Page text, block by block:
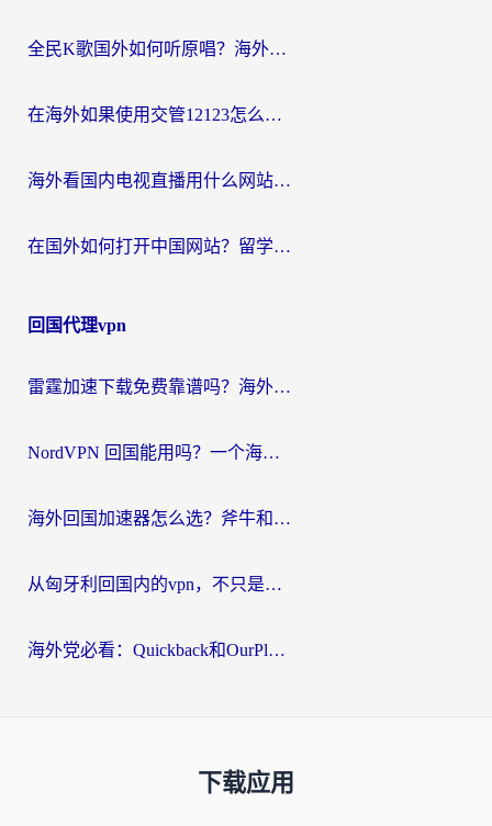
全民K歌国外如何听原唱？海外党亲测有效的回国加速器选择指南
在海外如果使用交管12123怎么处理？留学生亲测有效的回国加速方案
海外看国内电视直播用什么网站比较好？一篇解决你所有追剧难题的实用指南
在国外如何打开中国网站？留学生与海外华人的无缝访问指南
回国代理vpn
雷霆加速下载免费靠谱吗？海外党选回国加速器的避坑指南（附热门工具对比）
NordVPN 回国能用吗？一个海外用户必须面对的真实困境
海外回国加速器怎么选？斧牛和海龟哪个好？一篇帮你避开坑的实用指南
从匈牙利回国内的vpn，不只是为了刷剧那么简单
海外党必看：Quickback和OurPlay好用吗？3分钟选对回国加速器，无缝刷剧玩游戏
下载应用